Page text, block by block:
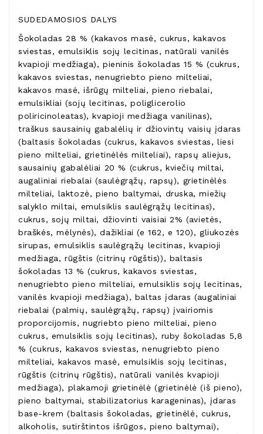
SUDEDAMOSIOS DALYS
Šokoladas 28 % (kakavos masė, cukrus, kakavos
sviestas, emulsiklis sojų lecitinas, natūrali vanilės
kvapioji medžiaga), pieninis šokoladas 15 % (cukrus,
kakavos sviestas, nenugriebto pieno milteliai,
kakavos masė, išrūgų milteliai, pieno riebalai,
emulsikliai (sojų lecitinas, poliglicerolio
poliricinoleatas), kvapioji medžiaga vanilinas),
traškus sausainių gabalėlių ir džiovintų vaisių įdaras
(baltasis šokoladas (cukrus, kakavos sviestas, liesi
pieno milteliai, grietinėlės milteliai), rapsų aliejus,
sausainių gabalėliai 20 % (cukrus, kviečių miltai,
augaliniai riebalai (saulėgrąžų, rapsų), grietinėlės
milteliai, laktozė, pieno baltymai, druska, miežių
salyklo miltai, emulsiklis saulėgrąžų lecitinas),
cukrus, sojų miltai, džiovinti vaisiai 2% (avietės,
braškės, mėlynės), dažikliai (e 162, e 120), gliukozės
sirupas, emulsiklis saulėgrąžų lecitinas, kvapioji
medžiaga, rūgštis (citrinų rūgštis)), baltasis
šokoladas 13 % (cukrus, kakavos sviestas,
nenugriebto pieno milteliai, emulsiklis sojų lecitinas,
vanilės kvapioji medžiaga), baltas įdaras (augaliniai
riebalai (palmių, saulėgrąžų, rapsų) įvairiomis
proporcijomis, nugriebto pieno milteliai, pieno
cukrus, emulsiklis sojų lecitinas), ruby šokoladas 5,8
% (cukrus, kakavos sviestas, nenugriebto pieno
milteliai, kakavos masė, emulsiklis sojų lecitinas,
rūgštis (citrinų rūgštis), natūrali vanilės kvapioji
medžiaga), plakamoji grietinėlė (grietinėlė (iš pieno),
pieno baltymai, stabilizatorius karageninas), įdaras
base-krem (baltasis šokoladas, grietinėlė, cukrus,
alkoholis, sutirštintos išrūgos, pieno baltymai),